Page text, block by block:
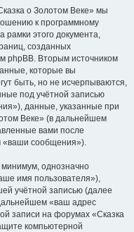
о Золотом Веке» мы
к программному
рамки этого документа,
созданных
phpBB. Вторым источником
которые вы
быть, но не исчерпываются,
под учётной записью
данные, указанные при
Веке» (в дальнейшем
вами после
«ваши сообщения»).
минимум, однозначно
имя пользователя»),
учётной записью (далее
«ваш адрес
записи на форумах «Сказка
компьютерной